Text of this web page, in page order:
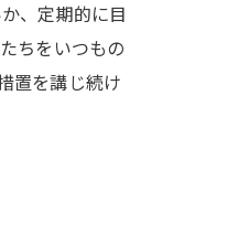
、定期的に目
ちをいつもの
置を講じ続け